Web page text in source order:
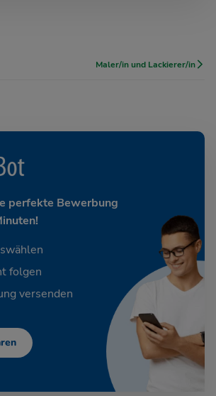
Maler/in und Lackierer/in
perfekte Bewerbung
folgen
versenden